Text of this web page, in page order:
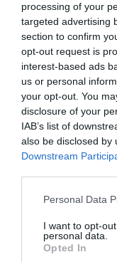
processing of your
targeted advertising
section to confirm
opt-out request is
interest-based ads
us or personal
your opt-out. You
disclosure of your
IAB’s list of
also be disclosed by
Downstream
Please note that
not limited to your
grant or deny
use your data for
Personal Data
I want to opt-
personal data.
Opted In